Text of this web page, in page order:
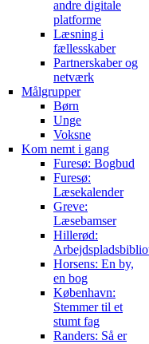
andre digitale
platforme
Læsning i
fællesskaber
Partnerskaber og
netværk
Målgrupper
Børn
Unge
Voksne
Kom nemt i gang
Furesø: Bogbud
Furesø:
Læsekalender
Greve:
Læsebamser
Hillerød:
Horsens: En by,
en bog
København:
Stemmer til et
stumt fag
Randers: Så er